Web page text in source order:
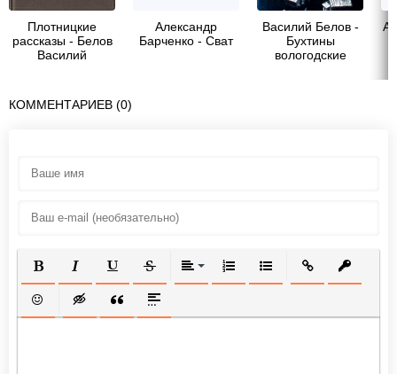
Плотницкие
рассказы - Белов
Василий
Александр
Барченко - Сват
Василий Белов -
Бухтины
вологодские
КОММЕНТАРИЕВ (0)
ПОЛУЖИРНЫЙ
КУРСИВПОДЧЕРКНУТЫЙ
ЗАЧЕРКНУТЫЙВЫРАВНИВАНИЕ
НУМЕРОВАННЫЙ СПИСОК
МАРКИРОВАННЫЙ
ВСТАВИТЬ
ВСТАВИТЬ СМАЙЛИК
ВСТАВКА СКРЫТОГО ТЕКСТА
ВСТАВКА ЦИТАТЫ
ВСТАВКА СПОЙЛЕРА